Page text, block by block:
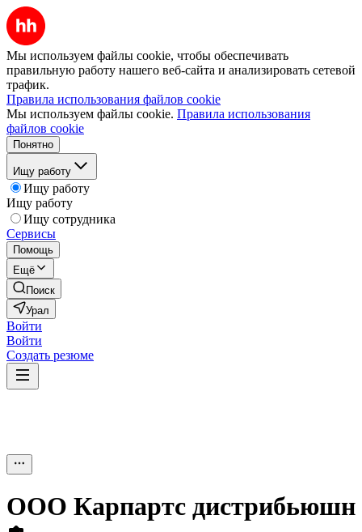
Мы используем файлы cookie, чтобы обеспечивать
правильную работу нашего веб-сайта и анализировать сетевой
трафик.
Правила использования файлов cookie
Мы используем файлы cookie. Правила использования
файлов cookie
Понятно
Ищу работу
Ищу работу
Ищу работу
Ищу сотрудника
Сервисы
Помощь
Ещё
Поиск
Урал
Войти
Войти
Создать резюме
ООО Карпартс дистрибьюшн